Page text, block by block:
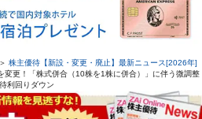
＞ 株主優待【新設・変更・廃止】最新ニュース[2026年]
変更！「株式併合（10株を1株に併合）」に伴う微調整
利回りダウン